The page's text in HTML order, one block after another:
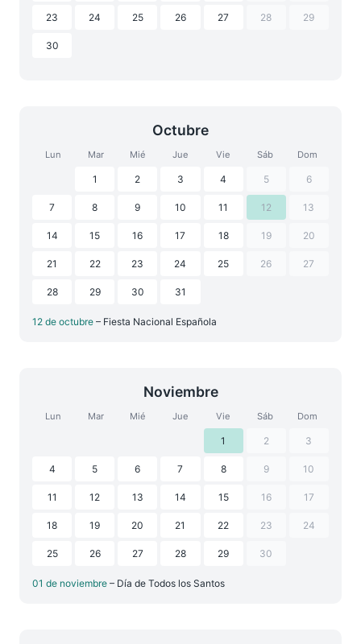
23 24 25 26 27 28 29
30
Octubre
Lun Mar Mié Jue Vie Sáb Dom
1 2 3 4 5 6
7 8 9 10 11 12 13
14 15 16 17 18 19 20
21 22 23 24 25 26 27
28 29 30 31
12 de octubre – Fiesta Nacional Española
Noviembre
Lun Mar Mié Jue Vie Sáb Dom
1 2 3
4 5 6 7 8 9 10
11 12 13 14 15 16 17
18 19 20 21 22 23 24
25 26 27 28 29 30
01 de noviembre – Día de Todos los Santos